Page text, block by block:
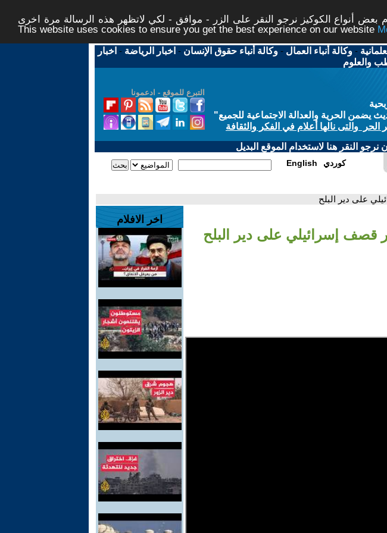
أنواع الكوكيز نرجو النقر على الزر - موافق - لكي لاتظهر هذه الرسالة مرة اخرى -
This website uses cookies to ensure you get the best experience on our website
-وكالة أنباء العمال -وكالة أنباء حقوق الإنسان - اخبار الرياضة - اخبار
والعلوم
التبرع للموقع - ادعمونا
الحرية والعدالة الاجتماعية للجميع"
والتى نالها أعلام في الفكر والثقافة
النقر هنا لاستخدام الموقع البديل
English كوردي
على دير البلح
قصف إسرائيلي على دير البلح
اخر الافلام